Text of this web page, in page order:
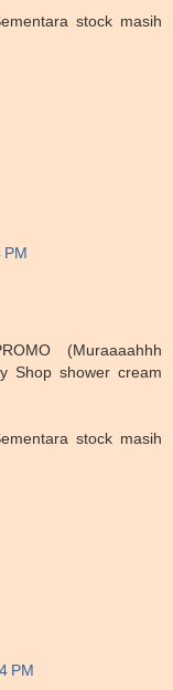
stock masih
PM
(Muraaaahhh
Shop shower cream
stock masih
PM